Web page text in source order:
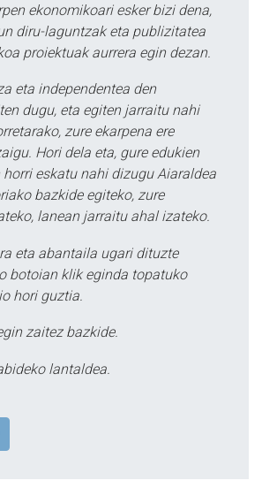
ekonomikoari esker bizi dena,
diru-laguntzak eta publizitatea
proiektuak aurrera egin dezan.
eta independentea den
dugu, eta egiten jarraitu nahi
zure ekarpena ere
Hori dela eta, gure edukien
eskatu nahi dizugu Aiaraldea
bazkide egiteko, zure
lanean jarraitu ahal izateko.
eta abantaila ugari dituzte
botoian klik eginda topatuko
hori guztia.
zaitez bazkide.
lantaldea.